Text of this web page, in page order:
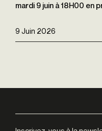
9 Juin 2026
mardi 9 juin à 18H00 en